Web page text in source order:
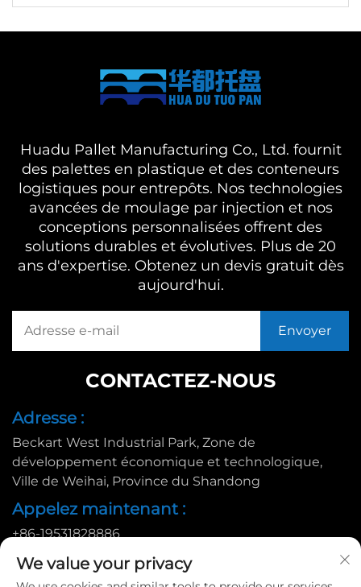
Huadu Pallet Manufacturing Co., Ltd. fournit
des palettes en plastique et des conteneurs
logistiques pour entrepôts. Nos technologies
avancées de moulage par injection et nos
conceptions personnalisées offrent des
solutions durables et évolutives. Plus de 20
ans d'expertise. Obtenez un devis gratuit dès
aujourd'hui.
CONTACTEZ-NOUS
Adresse :
Beckart West Industrial Park, Zone de
développement économique et technologique,
Ville de Weihai, Province du Shandong
Appelez maintenant :
+86-19531828886
E-mail :
We value your privacy